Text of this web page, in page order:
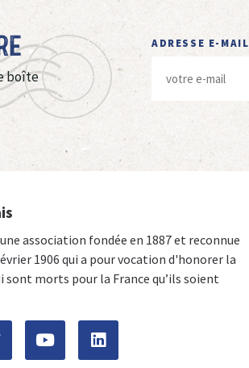
boîte
ADRESSE E-MAIL
association fondée en 1887 et reconnue
1906 qui a pour vocation d'honorer la
sont morts pour la France qu’ils soient